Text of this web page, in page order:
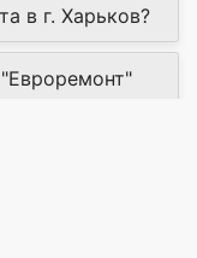
в г. Харьков?